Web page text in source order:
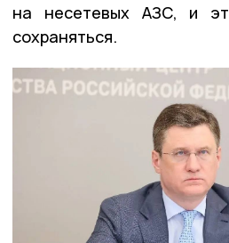
на несетевых АЗС, и
сохраняться.